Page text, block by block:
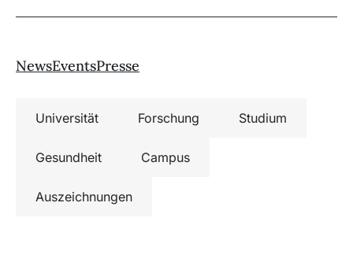
NewsEventsPresse
Universität Forschung Studium
Gesundheit Campus
Auszeichnungen